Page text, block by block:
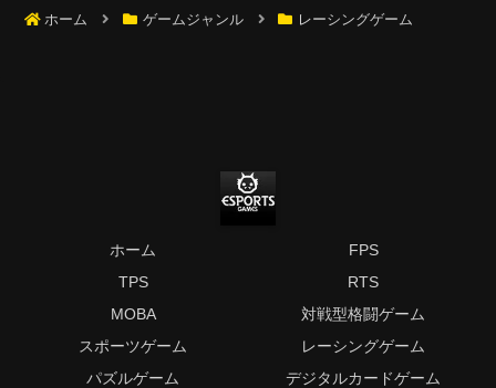
ホーム ゲームジャンル レーシングゲーム
ホーム
FPS
TPS
RTS
MOBA
対戦型格闘ゲーム
スポーツゲーム
レーシングゲーム
パズルゲーム
デジタルカードゲーム